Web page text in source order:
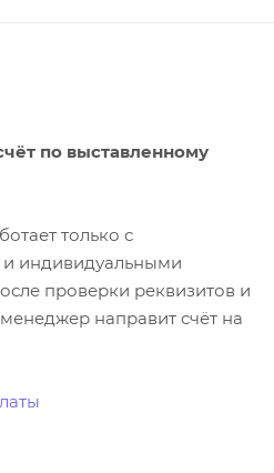
по выставленному
только с
индивидуальными
проверки реквизитов и
направит счёт на